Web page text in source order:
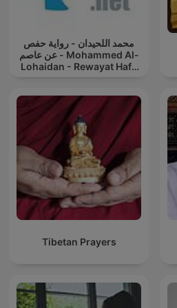
محمد اللحيدان - رواية حفص
عن عاصم - Mohammed Al-
Lohaidan - Rewayat Hafs
Tibetan Prayers